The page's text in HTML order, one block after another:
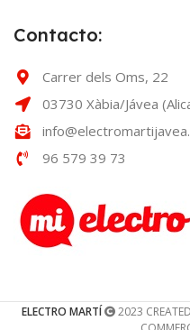
Contacto:
Carrer dels Oms, 22
03730 Xàbia/Jávea
96 579 39 73
ELECTRO MARTÍ 2023